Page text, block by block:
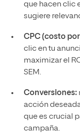
que hacen clic
sugiere
CPC (costo
clic en tu
maximizar el
SEM.
Conversiones:
acción
que es crucial
campaña.